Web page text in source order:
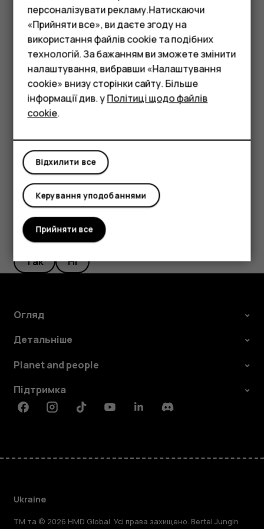
Смартфони
Фічерфони
Аксесуари
Планшети
відрегулювати тривалість затримки, торкніться
Годинник>more_vert>Налаштування>Тривалість затримки
та виберіть потрібну тривалість.
Вимкнення будильника
Коли лунає сигнал, проведіть праворуч по будильнику.
Видалення будильника
торкнітьсяdeleteВидалити
Це було для вас корисним?
Так Ні
Огляд
Детальніше
Planet and people
Підтримка
FacebookInstagramTiktokYoutubeLinkedinDiscord
Ukraine
TM та © 2026 HMD Global. Усі права захищено. Bertel Jungin
персоналізувати рекламу.Натискаючи
«Прийняти все», ви даєте згоду на
використання файлів cookie та подібних
технологій. За бажанням ви зможете змінити
налаштування, вибравши «Налаштування
cookie» внизу сторінки сайту. Більше
інформації див. уПолітиці щодо файлів
cookie.
Відхилити все
Керування уподобаннями
Прийняти все